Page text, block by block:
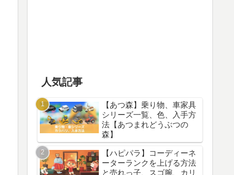
人気記事
【あつ森】乗り物、車家具
シリーズ一覧、色、入手方
法【あつまれどうぶつの
森】
【ハピパラ】コーディーネ
ーターランクを上げる方法
と売れっ子、スゴ腕、カリ